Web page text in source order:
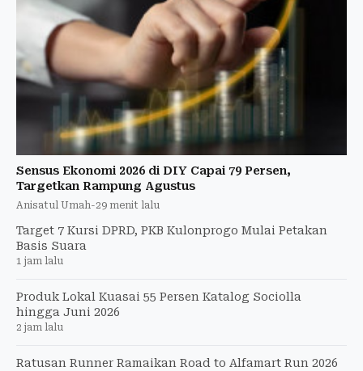
Sensus Ekonomi 2026 di DIY Capai 79 Persen,
Targetkan Rampung Agustus
Anisatul Umah-29 menit lalu
Target 7 Kursi DPRD, PKB Kulonprogo Mulai Petakan
Basis Suara
1 jam lalu
Produk Lokal Kuasai 55 Persen Katalog Sociolla
hingga Juni 2026
2 jam lalu
Ratusan Runner Ramaikan Road to Alfamart Run 2026